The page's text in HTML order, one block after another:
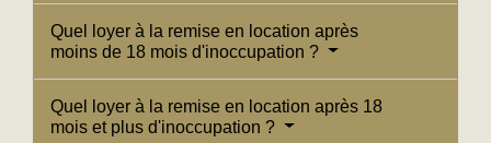
Quel loyer à la remise en location après
moins de 18 mois d'inoccupation ?
Quel loyer à la remise en location après 18
mois et plus d'inoccupation ?